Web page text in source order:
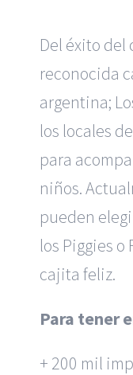
Del éxito del
reconocida
argentina;
los locales
para
niños.
pueden
los Piggies o
cajita feliz.
Para tener
+ 200 mil